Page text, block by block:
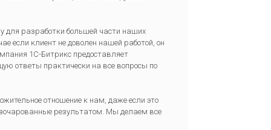
для разработки большей части наших
если клиент не доволен нашей работой, он
1С-Битрикс предоставляет
ответы практически на все вопросы по
отношение к нам, даже если это
результатом. Мы делаем все